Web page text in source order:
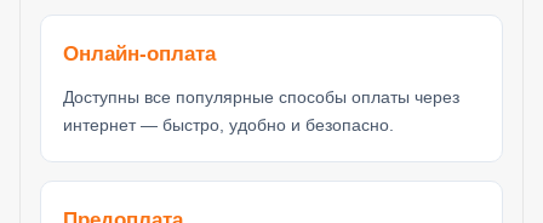
Онлайн-оплата
Доступны все популярные способы оплаты через
интернет — быстро, удобно и безопасно.